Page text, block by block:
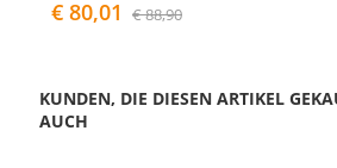
€ 80,01 € 88,90
KUNDEN, DIE DIESEN ARTIKEL
AUCH